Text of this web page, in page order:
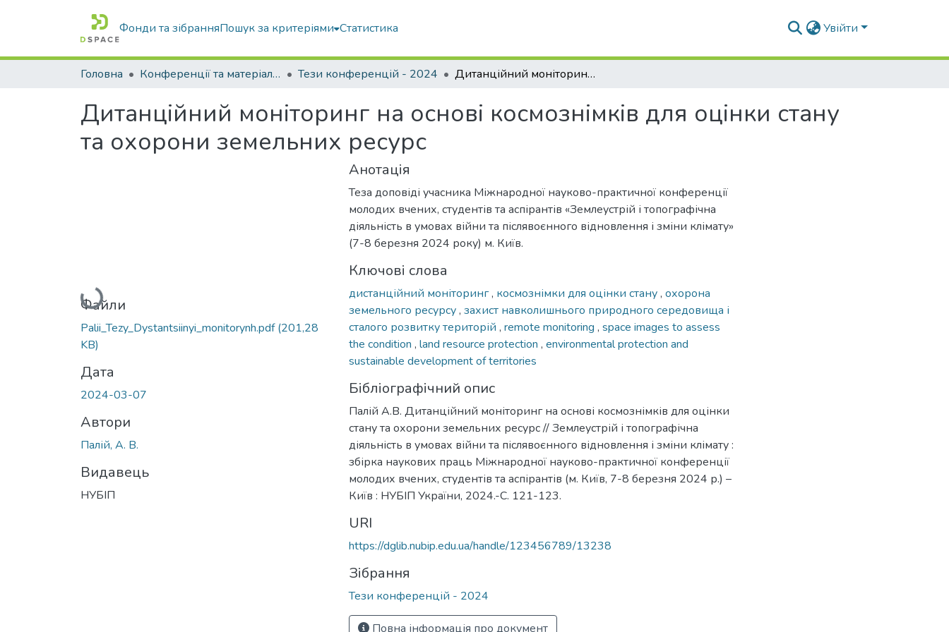
Фонди та зібранняПошук за критеріями Статистика Увійти
Головна Конференції та матеріали конференцій Тези конференцій - 2024 Дитанційний моніторинг на основі космознімків для оцінки стану та охорони земельних ресурс
Дитанційний моніторинг на основі космознімків для оцінки стану
та охорони земельних ресурс
Вантажиться...
Файли
Palii_Tezy_Dystantsiinyi_monitorynh.pdf(201,28
KB)
Дата
2024-03-07
Автори
Палій, А. В.
Видавець
НУБІП
Анотація
Теза доповіді учасника Міжнародної науково-практичної конференції
молодих вчених, студентів та аспірантів «Землеустрій і топографічна
діяльність в умовах війни та післявоєнного відновлення і зміни клімату»
(7-8 березня 2024 року) м. Київ.
Ключові слова
дистанційний моніторинг, космознімки для оцінки стану, охорона
земельного ресурсу, захист навколишнього природного середовища і
сталого розвитку територій , remote monitoring , space images to assess
the condition , land resource protection , environmental protection and
sustainable development of territories
Бібліографічний опис
Палій А.В. Дитанційний моніторинг на основі космознімків для оцінки
стану та охорони земельних ресурс // Землеустрій і топографічна
діяльність в умовах війни та післявоєнного відновлення і зміни клімату :
збірка наукових праць Міжнародної науково-практичної конференції
молодих вчених, студентів та аспірантів (м. Київ, 7-8 березня 2024 р.) –
Київ : НУБІП України, 2024.-С. 121-123.
URI
https://dglib.nubip.edu.ua/handle/123456789/13238
Зібрання
Тези конференцій - 2024
Повна інформація про документ